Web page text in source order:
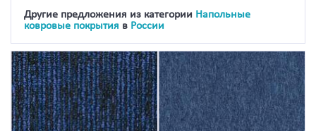
Другие предложения из категории Напольные
ковровые покрытия в России